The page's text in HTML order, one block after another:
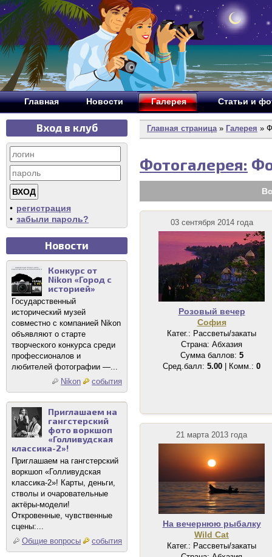
Главная Новости Галерея Статьи и
Вход в клуб
• регистрация
• забыли пароль?
Новости
Конкурс от
Nikon «Город с
историей»
Государственный
исторический музей
совместно с компанией Nikon
объявляют о старте
творческого конкурса среди
профессионалов и
любителей фотографии —...
Nikon
события
Приглашаем на
гангстерский
фото воркшоп
«Голливудская
классика-2»!
Приглашаем на гангстерский
воркшоп «Голливудская
классика-2»! Карты, деньги,
стволы и очаровательные
актёры-модели!
Откровенные, чувственные
сцены:...
Общие вопросы
события
Главная страница» Галерея »
Фотогалерея:
03 сентября 2014 года
Розовый вечер
София
Катег.: Рассветы/закаты
Страна: Абхазия
Сумма баллов: 5
Сред.балл: 5.00 | Комм.: 0
21 марта 2013 года
На вечернюю рыбалку
Wild Cat
Катег.: Рассветы/закаты